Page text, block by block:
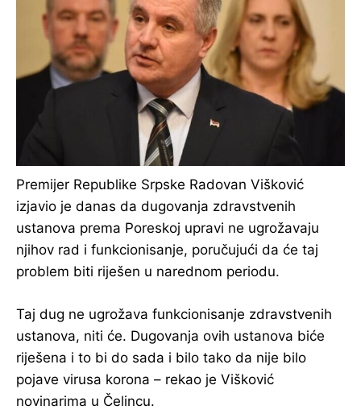
Premijer Republike Srpske Radovan Višković
izjavio je danas da dugovanja zdravstvenih
ustanova prema Poreskoj upravi ne ugrožavaju
njihov rad i funkcionisanje, poručujući da će taj
problem biti riješen u narednom periodu.
Taj dug ne ugrožava funkcionisanje zdravstvenih
ustanova, niti će. Dugovanja ovih ustanova biće
riješena i to bi do sada i bilo tako da nije bilo
pojave virusa korona – rekao je Višković
novinarima u Čelincu.